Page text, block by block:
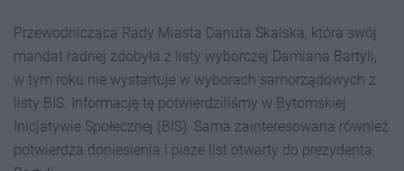
Przewodnicząca Rady Miasta Danuta Skalska, która swój
mandat radnej zdobyła z listy wyborczej Damiana Bartyli,
w tym roku nie wystartuje w wyborach samorządowych z
listy BIS. Informację tę potwierdziliśmy w Bytomskiej
Inicjatywie Społecznej (BIS). Sama zainteresowana również
potwierdza doniesienia i pisze list otwarty do prezydenta